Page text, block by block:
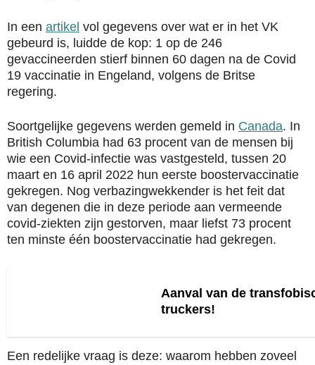
In een artikel vol gegevens over wat er in het VK
gebeurd is, luidde de kop: 1 op de 246
gevaccineerden stierf binnen 60 dagen na de Covid
19 vaccinatie in Engeland, volgens de Britse
regering.
Soortgelijke gegevens werden gemeld in Canada. In
British Columbia had 63 procent van de mensen bij
wie een Covid-infectie was vastgesteld, tussen 20
maart en 16 april 2022 hun eerste boostervaccinatie
gekregen. Nog verbazingwekkender is het feit dat
van degenen die in deze periode aan vermeende
covid-ziekten zijn gestorven, maar liefst 73 procent
ten minste één boostervaccinatie had gekregen.
Aanval van de
truckers!
Een redelijke vraag is deze: waarom hebben zoveel